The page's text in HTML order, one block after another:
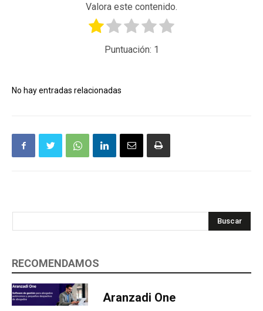
Valora este contenido.
Puntuación: 1
No hay entradas relacionadas
Buscar
RECOMENDAMOS
Aranzadi One